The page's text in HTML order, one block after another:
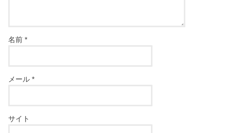
名前*
メール*
サイト